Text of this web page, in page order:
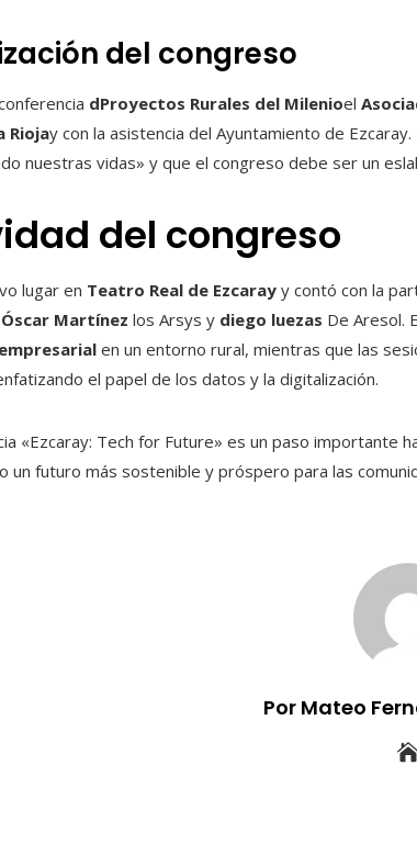
del congreso
dProyectos Rurales del Milenioel
Riojay con la asistencia del Ayuntamiento de
nuestras vidas» y que el congreso debe ser un
del congreso
lugar en Teatro Real de Ezcaray y contó con la
Óscar Martínez los Arsys y diego luezas De Aresol.
en un entorno rural, mientras que las
el papel de los datos y la digitalización.
«Ezcaray: Tech for Future» es un paso importante
un futuro más sostenible y próspero para las
Por Mateo